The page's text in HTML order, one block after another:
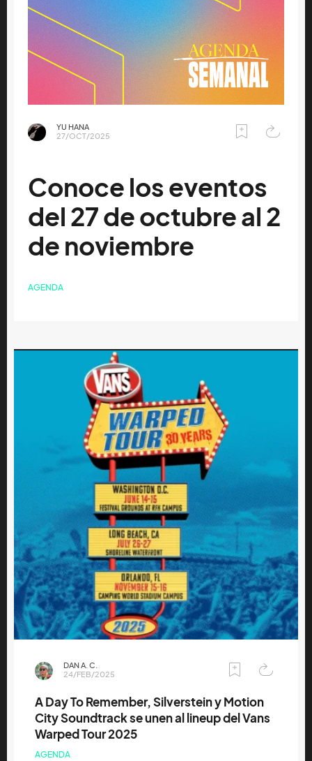
YU HANA
27/OCT/2025
Conoce los eventos
del 27 de octubre al 2
de noviembre
AGENDA
DAN A. C.
24/FEB/2025
A Day To Remember, Silverstein y Motion
City Soundtrack se unen al lineup del Vans
Warped Tour 2025
AGENDA